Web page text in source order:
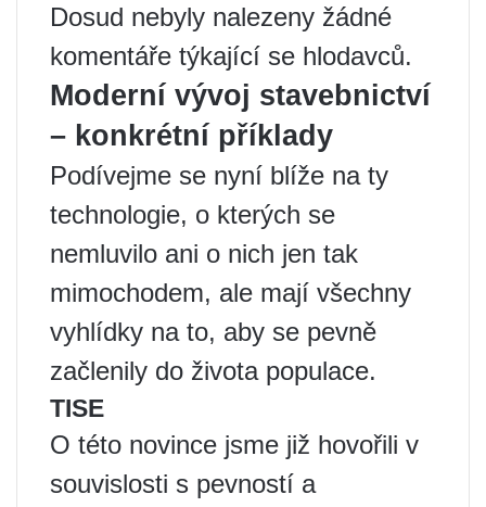
Dosud nebyly nalezeny žádné
komentáře týkající se hlodavců.
Moderní vývoj stavebnictví
– konkrétní příklady
Podívejme se nyní blíže na ty
technologie, o kterých se
nemluvilo ani o nich jen tak
mimochodem, ale mají všechny
vyhlídky na to, aby se pevně
začlenily do života populace.
TISE
O této novince jsme již hovořili v
souvislosti s pevností a